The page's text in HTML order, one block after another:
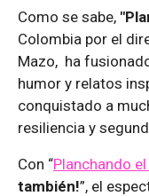
Como se sabe,
Colombia por el
Mazo, ha
humor y relatos
conquistado a
resiliencia y
Con “Planchando
también!”, el